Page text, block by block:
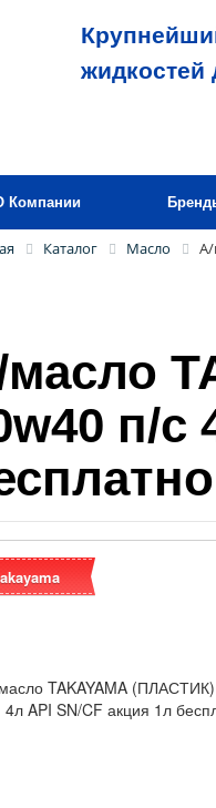
жидкостей
Компании
Каталог Масло А/
п/с